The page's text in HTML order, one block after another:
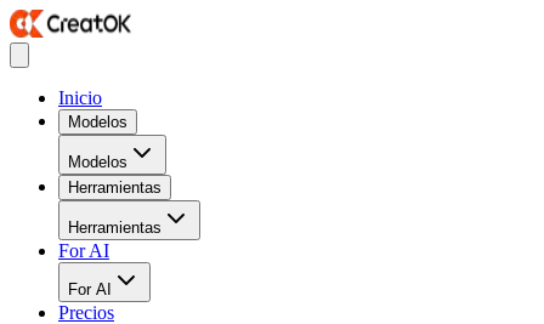
Inicio
Modelos
Modelos
Herramientas
Herramientas
For AI
For AI
Precios